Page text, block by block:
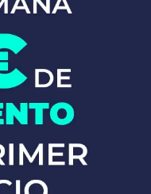
. Con una red de
reparaciones de
o mantenimiento
para proporcionarte
siempre la máxima
cliente.